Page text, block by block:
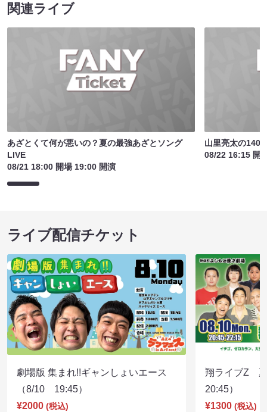
関連ライブ
あざとくて何が悪いの？夏の最強あざとソング
LIVE
08/21 18:00 開場 19:00 開演
山里亮太の140
08/22 16:15 開
ライブ配信チケット
劇場版 集まれ!!ギャンしょいエース
（8/10 19:45）
¥2000 (税込)
翔ライブZ
20:45）
¥1300 (税込)